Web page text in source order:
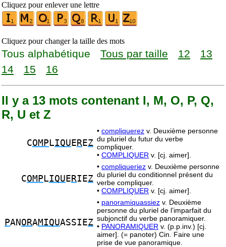
Cliquez pour enlever une lettre
Cliquez pour changer la taille des mots
Tous alphabétique Tous par taille 12
13
14
15 16
Il y a 13 mots contenant I, M, O, P, Q,
R, U et Z
COMP LIQU E REZ
• compliquerez v. Deuxième personne
du pluriel du futur du verbe
compliquer.
• COMPLIQUER v. [cj. aimer].
COMP LIQU E RIEZ
• compliqueriez v. Deuxième personne
du pluriel du conditionnel présent du
verbe compliquer.
• COMPLIQUER v. [cj. aimer].
PAN ORAMIQUASSIEZ
• panoramiquassiez v. Deuxième
personne du pluriel de l’imparfait du
subjonctif du verbe panoramiquer.
• PANORAMIQUER v. (p.p.inv.) [cj.
aimer]. (= panoter) Cin. Faire une
prise de vue panoramique.